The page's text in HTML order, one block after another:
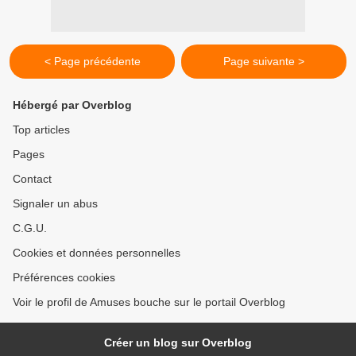
< Page précédente Page suivante >
Hébergé par Overblog
Top articles
Pages
Contact
Signaler un abus
C.G.U.
Cookies et données personnelles
Préférences cookies
Voir le profil de Amuses bouche sur le portail Overblog
Créer un blog sur Overblog